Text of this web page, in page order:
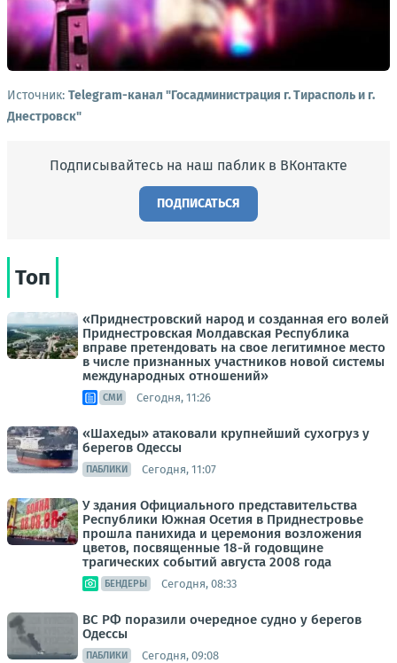
Источник: Telegram-канал "Госадминистрация г. Тирасполь и г.
Днестровск"
Подписывайтесь на наш паблик в ВКонтакте
ПОДПИСАТЬСЯ
Топ
«Приднестровский народ и созданная его волей
Приднестровская Молдавская Республика
вправе претендовать на свое легитимное место
в числе признанных участников новой системы
международных отношений»
СМИ Сегодня, 11:26
«Шахеды» атаковали крупнейший сухогруз у
берегов Одессы
ПАБЛИКИ Сегодня, 11:07
У здания Официального представительства
Республики Южная Осетия в Приднестровье
прошла панихида и церемония возложения
цветов, посвященные 18-й годовщине
трагических событий августа 2008 года
БЕНДЕРЫ Сегодня, 08:33
ВС РФ поразили очередное судно у берегов
Одессы
ПАБЛИКИ Сегодня, 09:08